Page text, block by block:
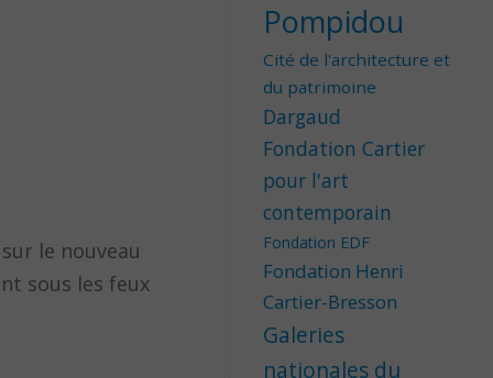
le nouveau
sous les feux
Pompidou
Cité de l'architecture et
du patrimoine
Dargaud
Fondation Cartier
pour l'art
contemporain
Fondation EDF
Fondation Henri
Cartier-Bresson
Galeries
nationales du